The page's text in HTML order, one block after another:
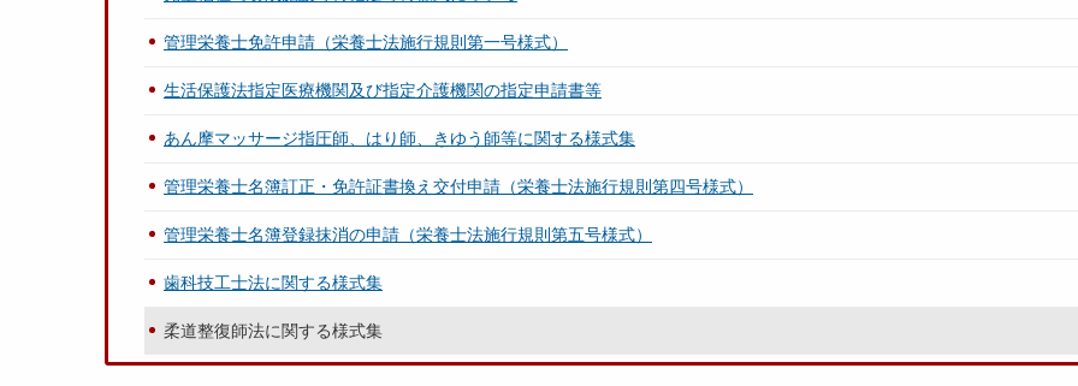
管理栄養士免許申請（栄養士法施行規則第一号様式）
生活保護法指定医療機関及び指定介護機関の指定申請書等
あん摩マッサージ指圧師、はり師、きゆう師等に関する様式集
管理栄養士名簿訂正・免許証書換え交付申請（栄養士法施行規則第四号様式）
管理栄養士名簿登録抹消の申請（栄養士法施行規則第五号様式）
歯科技工士法に関する様式集
柔道整復師法に関する様式集